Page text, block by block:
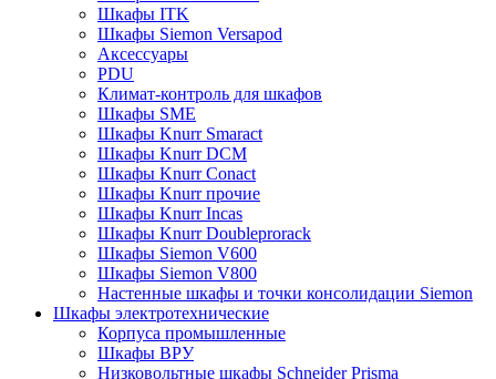
Шкафы ITK
Шкафы Siemon Versapod
Аксессуары
PDU
Климат-контроль для шкафов
Шкафы SME
Шкафы Knurr Smaract
Шкафы Knurr DCM
Шкафы Knurr Conact
Шкафы Knurr прочие
Шкафы Knurr Incas
Шкафы Knurr Doubleprorack
Шкафы Siemon V600
Шкафы Siemon V800
Настенные шкафы и точки консолидации Siemon
Шкафы электротехнические
Корпуса промышленные
Шкафы ВРУ
Низковольтные шкафы Schneider Prisma